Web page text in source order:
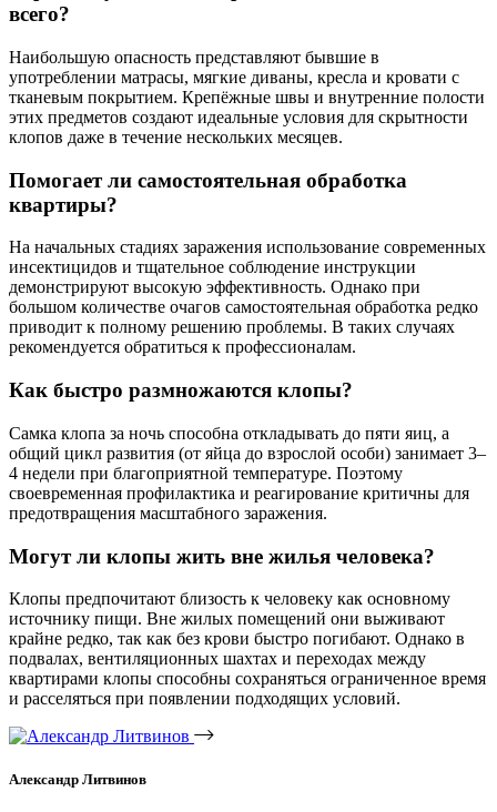
всего?
Наибольшую опасность представляют бывшие в
употреблении матрасы, мягкие диваны, кресла и кровати с
тканевым покрытием. Крепёжные швы и внутренние полости
этих предметов создают идеальные условия для скрытности
клопов даже в течение нескольких месяцев.
Помогает ли самостоятельная обработка
квартиры?
На начальных стадиях заражения использование современных
инсектицидов и тщательное соблюдение инструкции
демонстрируют высокую эффективность. Однако при
большом количестве очагов самостоятельная обработка редко
приводит к полному решению проблемы. В таких случаях
рекомендуется обратиться к профессионалам.
Как быстро размножаются клопы?
Самка клопа за ночь способна откладывать до пяти яиц, а
общий цикл развития (от яйца до взрослой особи) занимает 3–
4 недели при благоприятной температуре. Поэтому
своевременная профилактика и реагирование критичны для
предотвращения масштабного заражения.
Могут ли клопы жить вне жилья человека?
Клопы предпочитают близость к человеку как основному
источнику пищи. Вне жилых помещений они выживают
крайне редко, так как без крови быстро погибают. Однако в
подвалах, вентиляционных шахтах и переходах между
квартирами клопы способны сохраняться ограниченное время
и расселяться при появлении подходящих условий.
Александр Литвинов